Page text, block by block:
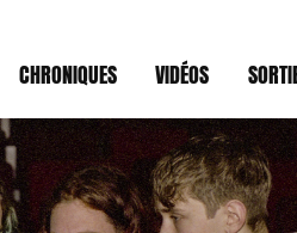
CHRONIQUES VIDÉOS